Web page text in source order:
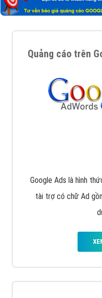
Quảng cáo trên
Google Ads là hình
tài trợ có chữ Ad